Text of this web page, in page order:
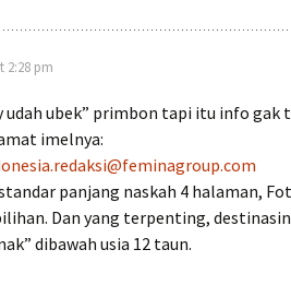
2:28 pm
udah ubek” primbon tapi itu info gak
imelnya:
panjang naskah 4 halaman,
Dan yang terpenting,
dibawah usia 12 taun.